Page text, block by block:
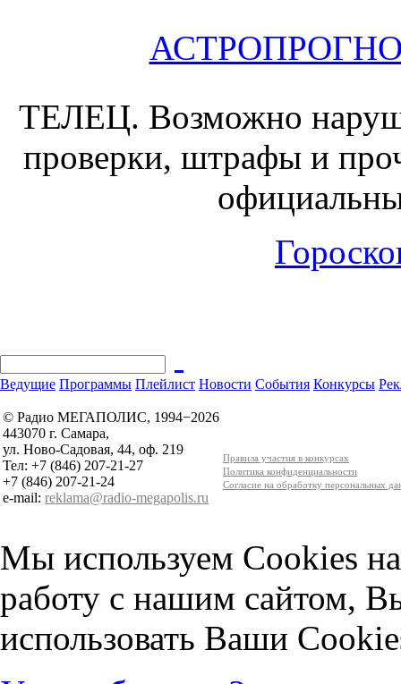
ТЕЛЕЦ. Возможно
проверки, штрафы и
Ведущие Программы Плейлист Новости События Конкурсы
© Радио МЕГАПОЛИС, 1994−2026
443070 г. Самара,
ул. Ново-Садовая, 44, оф. 219
Тел: +7 (846) 207-21-27
+7 (846) 207-21-24
e-mail: reklama@radio-megapolis.ru
Правила участия в конкурсах
Политика конфиденциальности
Согласие на обработку персональных
Мы используем Cookies
работу с нашим сайтом,
использовать Ваши